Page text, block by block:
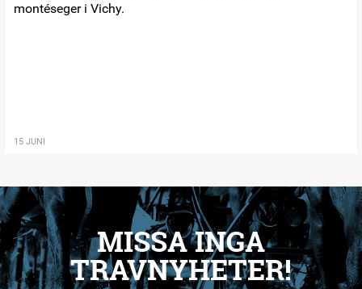
montéseger i Vichy.
15 JUNI
MISSA INGA
TRAVNYHETER!